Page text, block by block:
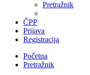
Pretražnik
ČPP
Prijava
Registracija
Početna
Pretražnik